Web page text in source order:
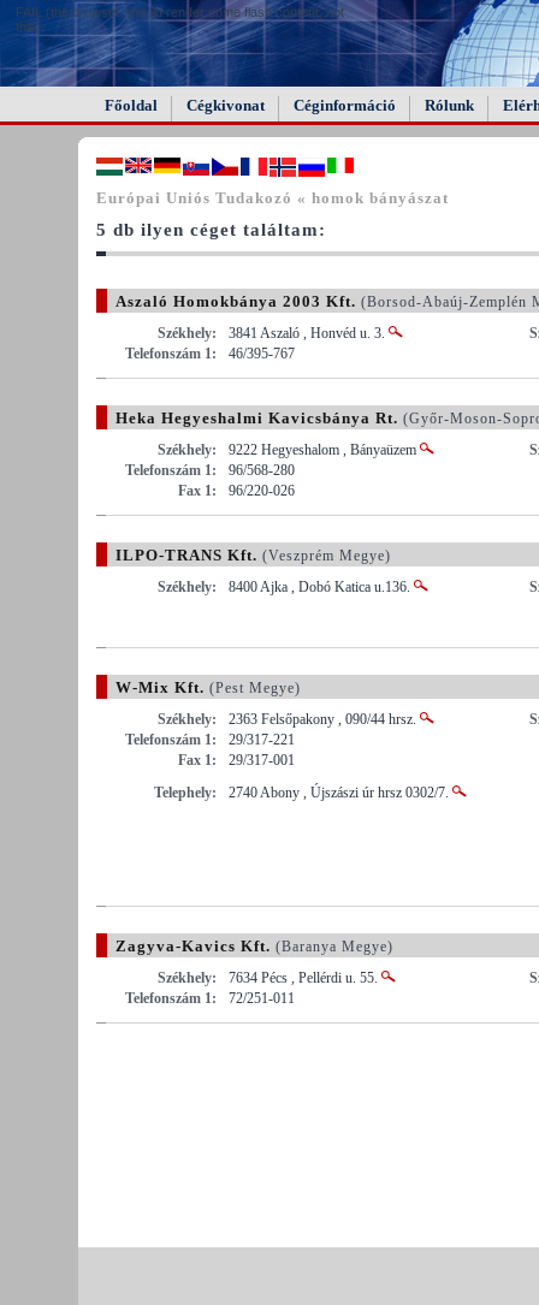
FAIL (the browser should render some flash content, not
this).
Főoldal Cégkivonat Céginformáció Rólunk
Európai Uniós Tudakozó « homok bányászat
5 db ilyen céget találtam:
Aszaló Homokbánya 2003 Kft. (Borsod-Abaúj-Zemplén
Székhely:
3841 Aszaló , Honvéd u. 3.
Telefonszám 1:
46/395-767
Heka Hegyeshalmi Kavicsbánya Rt. (Győr-Moson-
Székhely:
9222 Hegyeshalom , Bányaüzem
Telefonszám 1:
96/568-280
Fax 1:
96/220-026
ILPO-TRANS Kft. (Veszprém Megye)
Székhely:
8400 Ajka , Dobó Katica u.136.
W-Mix Kft. (Pest Megye)
Székhely:
2363 Felsőpakony , 090/44 hrsz.
Telefonszám 1:
29/317-221
Fax 1:
29/317-001
Telephely:
2740 Abony , Újszászi úr hrsz 0302/7.
Zagyva-Kavics Kft. (Baranya Megye)
Székhely:
7634 Pécs , Pellérdi u. 55.
Telefonszám 1:
72/251-011